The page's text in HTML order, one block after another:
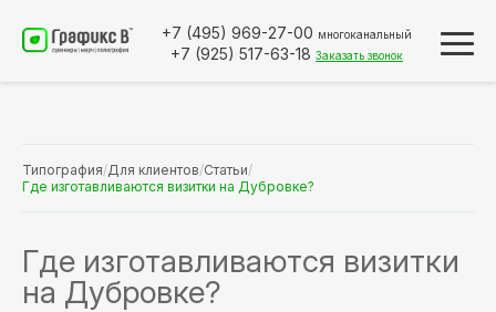
+7 (495) 969-27-00 многоканальный
+7 (925) 517-63-18 Заказать звонок
Типография/Для клиентов/Статьи/
Где изготавливаются визитки на Дубровке?
Где изготавливаются визитки
на Дубровке?